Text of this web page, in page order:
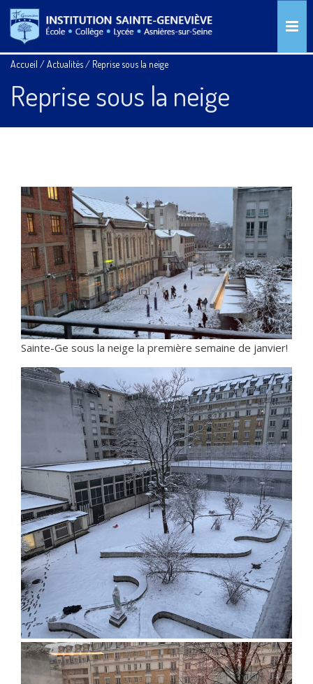
Accueil /Actualités/ Reprise sous la neige
Reprise sous la neige
Sainte-Ge sous la neige la première semaine de janvier!